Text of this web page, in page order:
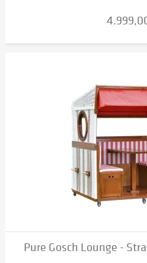
Pure Gosch Lounge -